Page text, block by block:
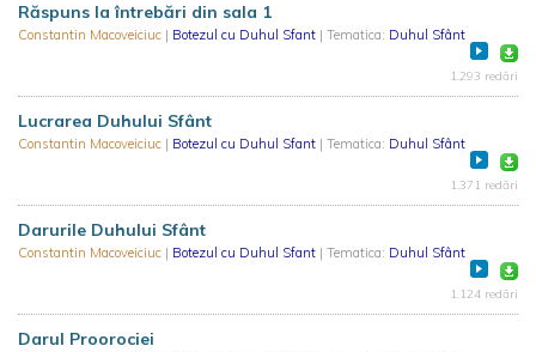
Răspuns la întrebări din sala 1
Constantin Macoveiciuc | Botezul cu Duhul Sfant | Tematica: Duhul Sfânt
1.293 redări
Lucrarea Duhului Sfânt
Constantin Macoveiciuc | Botezul cu Duhul Sfant | Tematica: Duhul Sfânt
1.371 redări
Darurile Duhului Sfânt
Constantin Macoveiciuc | Botezul cu Duhul Sfant | Tematica: Duhul Sfânt
1.124 redări
Darul Proorociei